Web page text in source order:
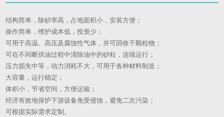
结构简单，除砂率高，占地面积小，安装方便；
操作简单，维护成本低，投资少；
可用于高温、高压及腐蚀性气体，并可回收干颗粒物；
可在不间断供油过程中清除油中的砂粒，连续运行；
压力损失中等，动力消耗不大，可用于各种材料制造；
大容量，运行稳定；
体积小，节省空间，方便运输；
经济有效地保护下游设备免受侵蚀，避免二次污染；
可根据实际需求定制。